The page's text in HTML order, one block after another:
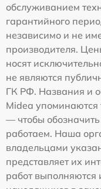
обслуживанием
гарантийного
независимо и не
производителя.
носят
не являются
ГК РФ. Названия и
Midea
— чтобы
работаем. Наша
владельцами
представляет их
работ выполняются